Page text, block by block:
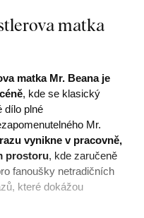
matka
matka Mr. Beana je
, kde se klasický
dílo plné
Mr.
vynikne v pracovně,
prostoru, kde zaručeně
fanoušky netradičních
které dokážou